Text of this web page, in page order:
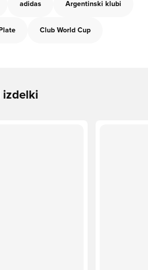
adidas Argentinski klubi
Club World Cup
izdelki